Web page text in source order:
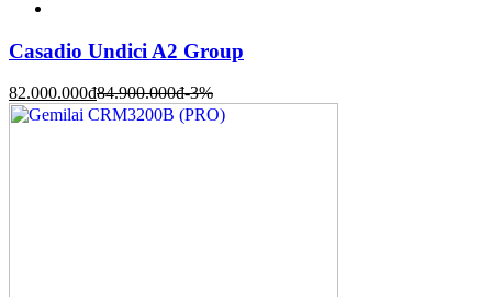
Casadio Undici A2 Group
82.000.000đ84.900.000đ-3%